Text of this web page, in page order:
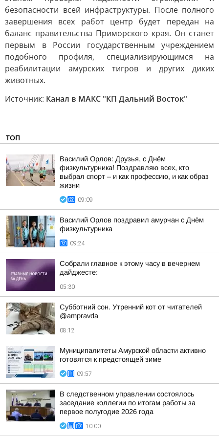
безопасности всей инфраструктуры. После полного
завершения всех работ центр будет передан на
баланс правительства Приморского края. Он станет
первым в России государственным учреждением
подобного профиля, специализирующимся на
реабилитации амурских тигров и других диких
животных.
Источник: Канал в МАКС "КП Дальний Восток"
ТОП
Василий Орлов: Друзья, с Днём
физкультурника! Поздравляю всех, кто
выбрал спорт – и как профессию, и как образ
жизни
09:09
Василий Орлов поздравил амурчан с Днём
физкультурника
09:24
Собрали главное к этому часу в вечернем
дайджесте:
05:30
Субботний сон. Утренний кот от читателей
@ampravda
08:12
Муниципалитеты Амурской области активно
готовятся к предстоящей зиме
09:57
В следственном управлении состоялось
заседание коллегии по итогам работы за
первое полугодие 2026 года
10:00